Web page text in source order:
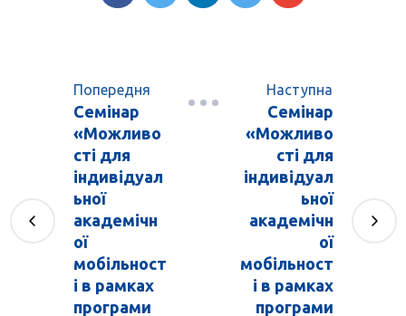
Попередня
Семінар
«Можливо
сті для
індивідуал
ьної
академічн
ої
мобільност
і в рамках
програми
Наступна
Семінар
«Можливо
сті для
індивідуал
ьної
академічн
ої
мобільност
і в рамках
програми